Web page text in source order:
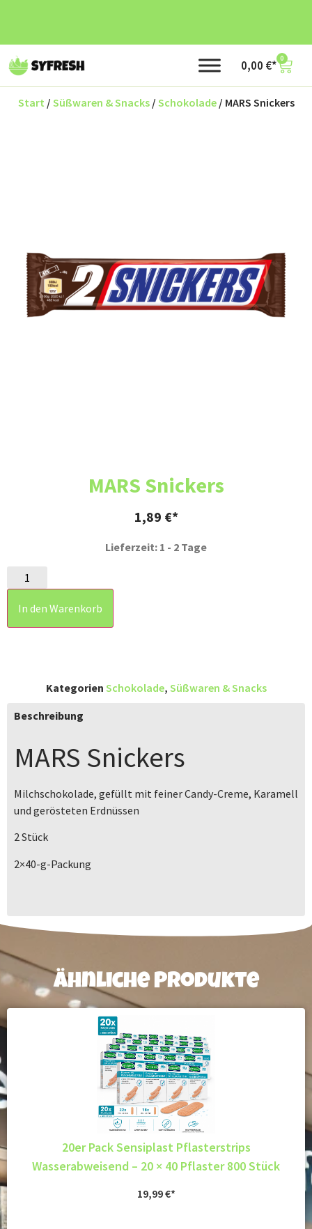
0,00 € 0
Start / Süßwaren & Snacks/ Schokolade/ MARS Snickers
MARS Snickers
1,89 €
Lieferzeit: 1 - 2 Tage
In den Warenkorb
Kategorien Schokolade, Süßwaren & Snacks
Beschreibung
MARS Snickers
Milchschokolade, gefüllt mit feiner Candy-Creme, Karamell
und gerösteten Erdnüssen
2 Stück
2×40-g-Packung
Ähnliche Produkte
20er Pack Sensiplast Pflasterstrips
Wasserabweisend – 20 × 40 Pflaster 800 Stück
19,99€